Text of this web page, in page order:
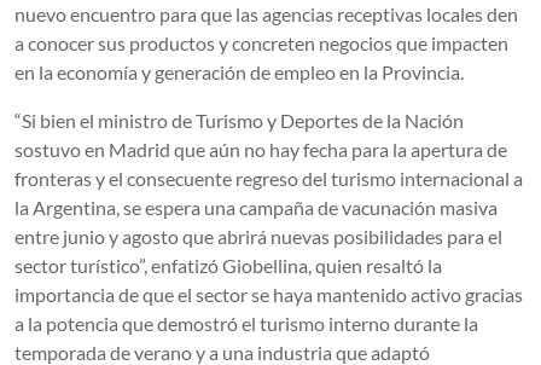
nuevo encuentro para que las agencias receptivas locales den
a conocer sus productos y concreten negocios que impacten
en la economía y generación de empleo en la Provincia.
“Si bien el ministro de Turismo y Deportes de la Nación
sostuvo en Madrid que aún no hay fecha para la apertura de
fronteras y el consecuente regreso del turismo internacional a
la Argentina, se espera una campaña de vacunación masiva
entre junio y agosto que abrirá nuevas posibilidades para el
sector turístico”, enfatizó Giobellina, quien resaltó la
importancia de que el sector se haya mantenido activo gracias
a la potencia que demostró el turismo interno durante la
temporada de verano y a una industria que adaptó